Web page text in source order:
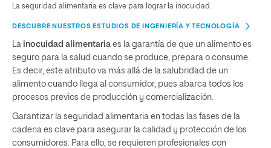
La seguridad alimentaria es clave para lograr la inocuidad.
DESCUBRE NUESTROS ESTUDIOS DE INGENIERÍA Y TECNOLOGÍA
La inocuidad alimentaria es la garantía de que un alimento es
seguro para la salud cuando se produce, prepara o consume.
Es decir, este atributo va más allá de la salubridad de un
alimento cuando llega al consumidor, pues abarca todos los
procesos previos de producción y comercialización.
Garantizar la seguridad alimentaria en todas las fases de la
cadena es clave para asegurar la calidad y protección de los
consumidores. Para ello, se requieren profesionales con